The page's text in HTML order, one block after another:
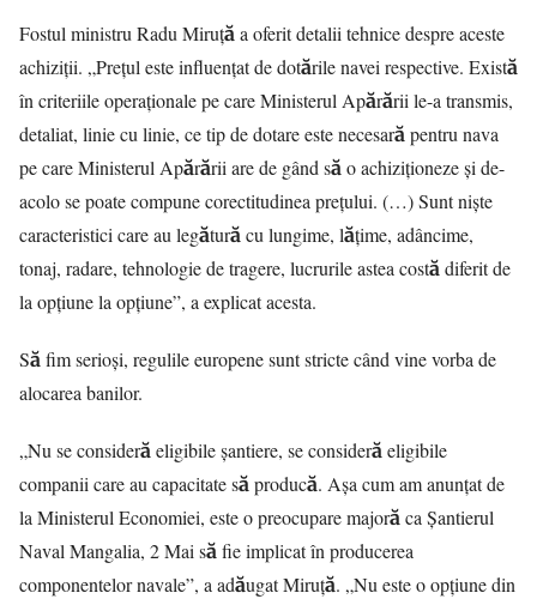
Fostul ministru Radu Miruță a oferit detalii tehnice despre aceste
achiziții. „Prețul este influențat de dotările navei respective. Există
în criteriile operaționale pe care Ministerul Apărării le-a transmis,
detaliat, linie cu linie, ce tip de dotare este necesară pentru nava
pe care Ministerul Apărării are de gând să o achiziționeze și de-
acolo se poate compune corectitudinea prețului. (…) Sunt nişte
caracteristici care au legătură cu lungime, lățime, adâncime,
tonaj, radare, tehnologie de tragere, lucrurile astea costă diferit de
la opțiune la opțiune”, a explicat acesta.
Să fim serioși, regulile europene sunt stricte când vine vorba de
alocarea banilor.
„Nu se consideră eligibile șantiere, se consideră eligibile
companii care au capacitate să producă. Așa cum am anunțat de
la Ministerul Economiei, este o preocupare majoră ca Şantierul
Naval Mangalia, 2 Mai să fie implicat în producerea
componentelor navale”, a adăugat Miruță. „Nu este o opțiune din